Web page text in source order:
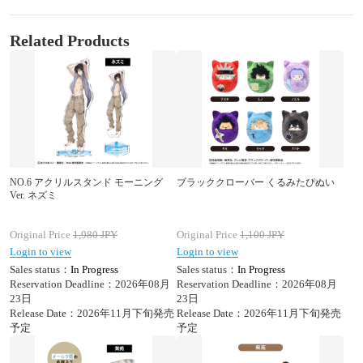
Related Products
NO.6 アクリルスタンド モーニング
Ver. ネズミ
Original Price 1,980JPY
Login to view
Sales status： In Progress
Reservation Deadline：2026年08月
23日
Release Date：2026年11月下旬発売
予定
ブラッククローバー くるみたぴぬい
Original Price 1,100JPY
Login to view
Sales status： In Progress
Reservation Deadline：2026年08月
23日
Release Date：2026年11月下旬発売
予定